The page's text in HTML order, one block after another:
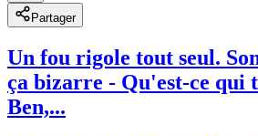
Partager
Un fou rigole tout seul.
ça bizarre - Qu'est-ce qui
Ben,...